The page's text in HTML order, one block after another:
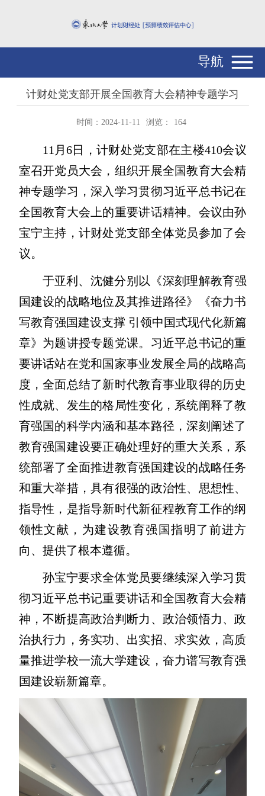
导航
计财处党支部开展全国教育大会精神专题学习
时间：2024-11-11 浏览： 164
11月6日，计财处党支部在主楼410会议
室召开党员大会，组织开展全国教育大会精
神专题学习，深入学习贯彻习近平总书记在
全国教育大会上的重要讲话精神。会议由孙
宝宁主持，计财处党支部全体党员参加了会
议。
于亚利、沈健分别以《深刻理解教育强
国建设的战略地位及其推进路径》《奋力书
写教育强国建设支撑 引领中国式现代化新篇
章》为题讲授专题党课。习近平总书记的重
要讲话站在党和国家事业发展全局的战略高
度，全面总结了新时代教育事业取得的历史
性成就、发生的格局性变化，系统阐释了教
育强国的科学内涵和基本路径，深刻阐述了
教育强国建设要正确处理好的重大关系，系
统部署了全面推进教育强国建设的战略任务
和重大举措，具有很强的政治性、思想性、
指导性，是指导新时代新征程教育工作的纲
领性文献，为建设教育强国指明了前进方
向、提供了根本遵循。
孙宝宁要求全体党员要继续深入学习贯
彻习近平总书记重要讲话和全国教育大会精
神，不断提高政治判断力、政治领悟力、政
治执行力，务实功、出实招、求实效，高质
量推进学校一流大学建设，奋力谱写教育强
国建设崭新篇章。